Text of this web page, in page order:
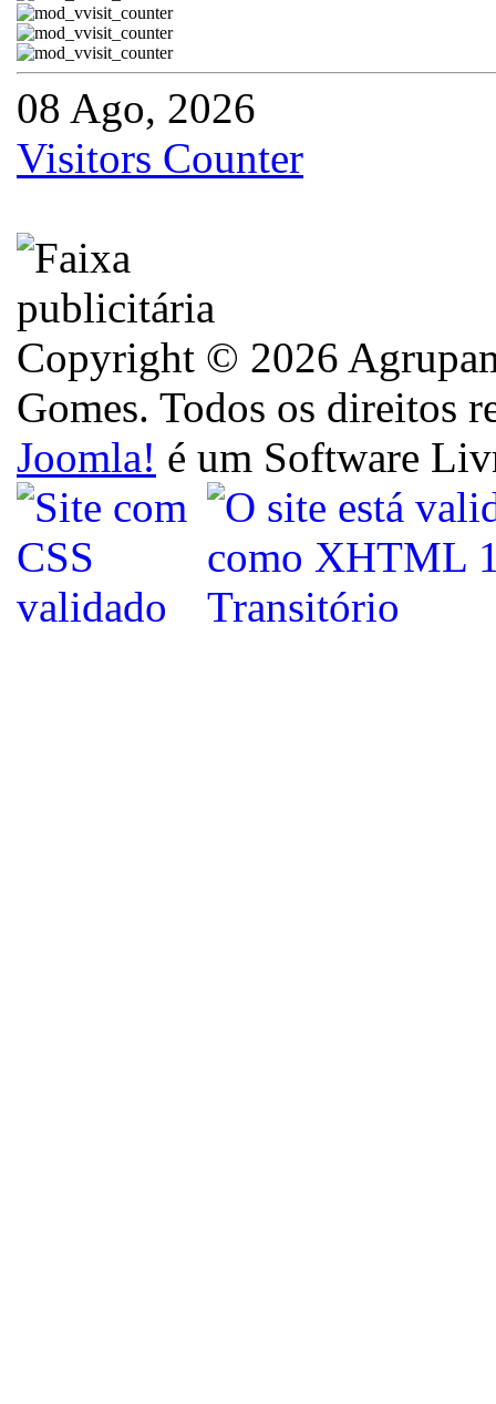
08 Ago, 2026
Visitors Counter
Copyright © 2026
Gomes. Todos os direitos
Joomla! é um Software